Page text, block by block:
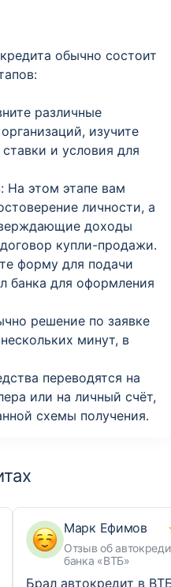
обычно состоит
различные
изучите
и условия для
На этом этапе вам
личности, а
доходы
купли-продажи.
форму для подачи
банка для оформления
решение по заявке
минут, в
переводятся на
или на личный счёт,
схемы получения.
Марк Ефимов
Отзыв об
банка «ВТБ»
Брал автокредит в